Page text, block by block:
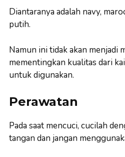
Diantaranya adalah navy,
putih.
Namun ini tidak akan menjadi
mementingkan kualitas dari
untuk digunakan.
Perawatan
Pada saat mencuci, cucilah
tangan dan jangan